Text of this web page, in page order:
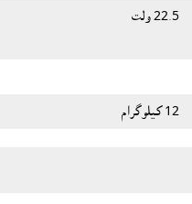
22.5 ولت
12 کيلوگرام